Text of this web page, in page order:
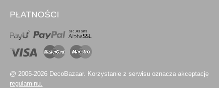
PŁATNOŚCI
@ 2005-2026 DecoBazaar. Korzystanie z serwisu oznacza akceptację
regulaminu.